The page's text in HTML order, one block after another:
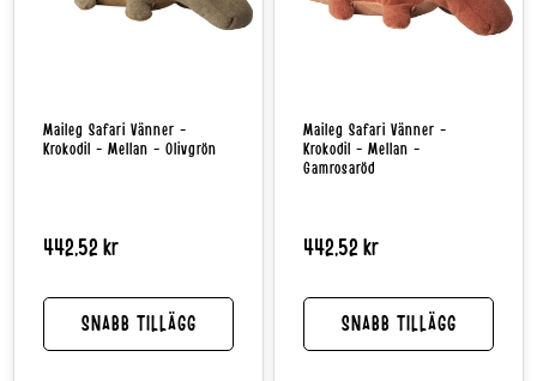
Maileg Safari Vänner -
Krokodil - Mellan - Olivgrön
Normalpris
442,52 kr
SNABB TILLÄGG
Maileg Safari Vänner -
Krokodil - Mellan -
Gamrosaröd
Normalpris
442,52 kr
SNABB TILLÄGG